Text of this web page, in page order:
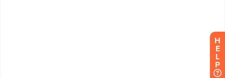
H
E
L
P